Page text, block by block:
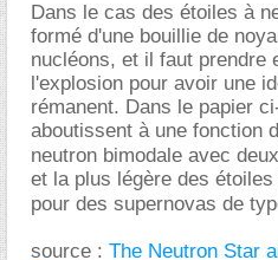
Dans le cas des étoiles à
formé d'une bouillie de
nucléons, et il faut prendre
l'explosion pour avoir une
rémanent. Dans le papier
aboutissent à une fonction
neutron bimodale avec
et la plus légère des
pour des supernovas de
source : The Neutron Star